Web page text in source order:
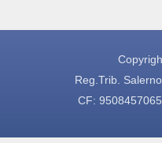
Reg.Trib.
CF: